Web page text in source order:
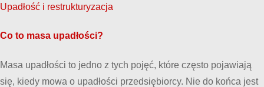
Upadłość i restrukturyzacja
Co to masa upadłości?
Masa upadłości to jedno z tych pojęć, które często pojawiają
się, kiedy mowa o upadłości przedsiębiorcy. Nie do końca jest